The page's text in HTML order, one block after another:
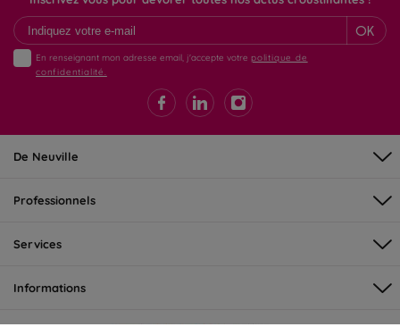
OK
En renseignant mon adresse email, j'accepte votre politique de
confidentialité.
De Neuville
Professionnels
Services
Informations